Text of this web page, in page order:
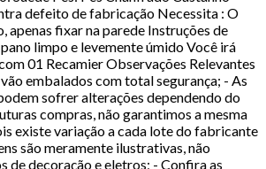
defeito de fabricação Necessita : O
apenas fixar na parede Instruções de
limpo e levemente úmido Você irá
01 Recamier Observações Relevantes
embalados com total segurança; - As
sofrer alterações dependendo do
compras, não garantimos a mesma
existe variação a cada lote do fabricante
são meramente ilustrativas, não
de decoração e eletros; - Confira as